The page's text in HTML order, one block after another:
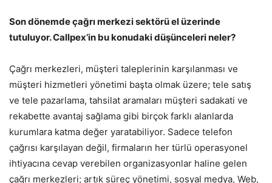
Son dönemde çağrı merkezi sektörü el üzerinde
tutuluyor. Callpex’in bu konudaki düşünceleri neler?
Çağrı merkezleri, müşteri taleplerinin karşılanması ve
müşteri hizmetleri yönetimi başta olmak üzere; tele satış
ve tele pazarlama, tahsilat aramaları müşteri sadakati ve
rekabette avantaj sağlama gibi birçok farklı alanlarda
kurumlara katma değer yaratabiliyor. Sadece telefon
çağrısı karşılayan değil, firmaların her türlü operasyonel
ihtiyacına cevap verebilen organizasyonlar haline gelen
çağrı merkezleri; artık süreç yönetimi, sosyal medya, Web,